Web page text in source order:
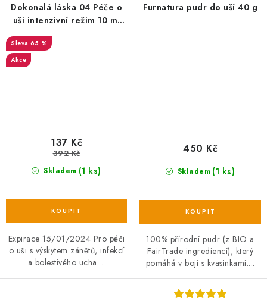
Dokonalá láska 04 Péče o
uši intenzivní režim 10 ml
65 %
Akce
Skladem (1 ks)
137 Kč
392 Kč
Expirace 15/01/2024 Pro péči
o uši s výskytem zánětů, infekcí
a bolestivého ucha....
Furnatura pudr do uší 40 g
Skladem (1 ks)
450 Kč
100% přírodní pudr (z BIO a
FairTrade ingrediencí), který
pomáhá v boji s kvasinkami....